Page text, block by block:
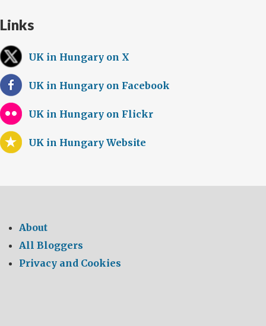
Links
UK in Hungary on X
UK in Hungary on Facebook
UK in Hungary on Flickr
UK in Hungary Website
About
All Bloggers
Privacy and Cookies